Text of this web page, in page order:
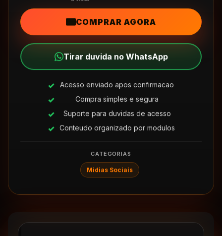
COMPRAR AGORA
Tirar duvida no WhatsApp
Acesso enviado apos confirmacao
Compra simples e segura
Suporte para duvidas de acesso
Conteudo organizado por modulos
CATEGORIAS
Midias Sociais